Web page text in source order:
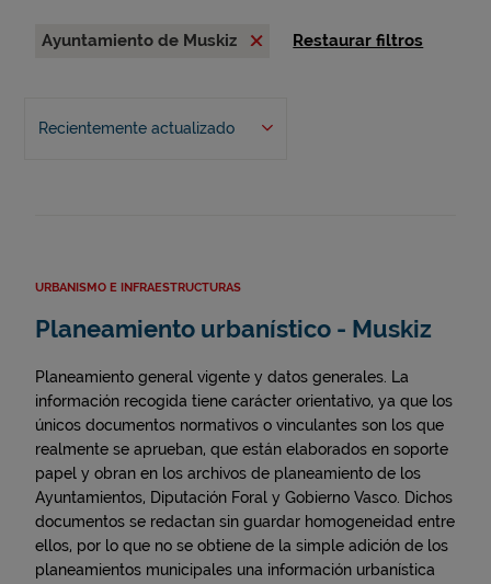
Ayuntamiento de Muskiz Restaurar filtros
Recientemente actualizado
URBANISMO E INFRAESTRUCTURAS
Planeamiento urbanístico - Muskiz
Planeamiento general vigente y datos generales. La
información recogida tiene carácter orientativo, ya que los
únicos documentos normativos o vinculantes son los que
realmente se aprueban, que están elaborados en soporte
papel y obran en los archivos de planeamiento de los
Ayuntamientos, Diputación Foral y Gobierno Vasco. Dichos
documentos se redactan sin guardar homogeneidad entre
ellos, por lo que no se obtiene de la simple adición de los
planeamientos municipales una información urbanística